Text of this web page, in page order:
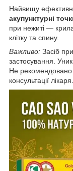
Найвищу
акупунктурні
при нежиті —
клітку та спину.
Важливо: Засіб
застосування.
Не рекомендовано
консультації лікаря.